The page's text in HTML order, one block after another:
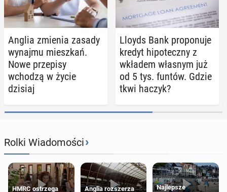
Anglia zmienia zasady
wynajmu miesz­kań.
Nowe prze­pi­sy
wchodzą w życie
dzisiaj
Lloyds Bank pro­po­nu­je
kredyt hi­po­tecz­ny z
wkładem własnym już
od 5 tys. funtów. Gdzie
tkwi haczyk?
Rolki Wiadomości›
HMRC ostrzega
Anglia rozszerza
Najlepsze